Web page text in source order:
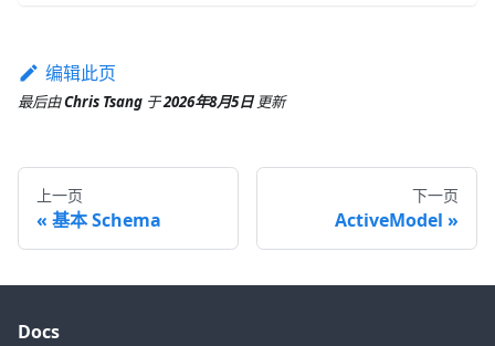
编辑此页
最后由Chris Tsang 于2026年8月5日 更新
上一页
基本 Schema
下一页
ActiveModel
Docs